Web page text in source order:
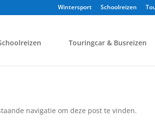
Wintersport Schoolreizen
Touringcar & Busreizen
navigatie om deze post te vinden.